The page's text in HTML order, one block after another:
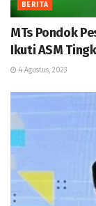
BERITA
MTs Pondok
Ikuti ASM
4 Agustus, 2023